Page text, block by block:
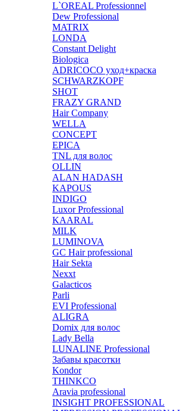
L`OREAL Professionnel
Dew Professional
MATRIX
LONDA
Constant Delight
Biologica
ADRICOCO уход+краска
SCHWARZKOPF
SHOT
FRAZY GRAND
Hair Company
WELLA
CONCEPT
EPICA
TNL для волос
OLLIN
ALAN HADASH
KAPOUS
INDIGO
Luxor Professional
KAARAL
MILK
LUMINOVA
GC Hair professional
Hair Sekta
Nexxt
Galacticos
Parli
EVI Professional
ALIGRA
Domix для волос
Lady Bella
LUNALINE Professional
Забавы красотки
Kondor
THINKCO
Aravia professional
INSIGHT PROFESSIONAL